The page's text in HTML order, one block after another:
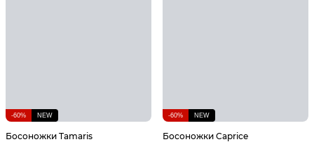
-60% NEW
Босоножки Tamaris
-60% NEW
Босоножки Caprice